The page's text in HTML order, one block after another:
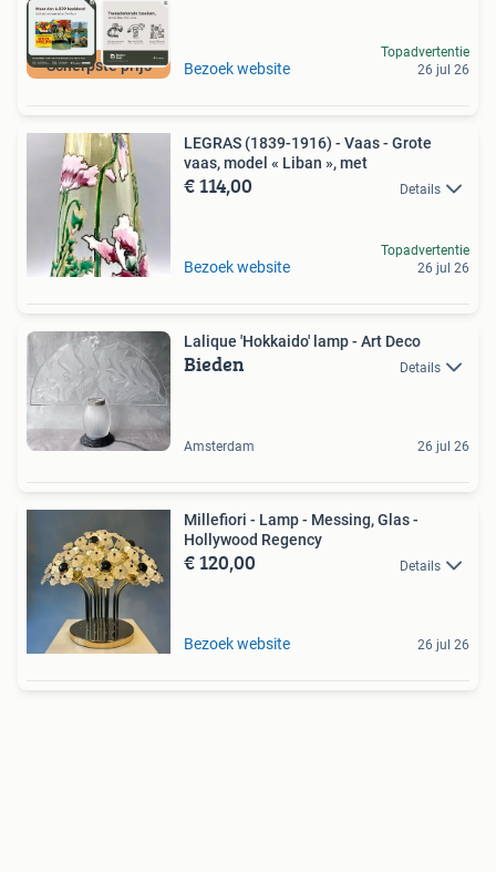
Scherpste prijs Bezoek website
Topadvertentie
26 jul 26
LEGRAS (1839-1916) - Vaas - Grote
vaas, model « Liban », met
€ 114,00 Details
Bezoek website
Topadvertentie
26 jul 26
Lalique 'Hokkaido' lamp - Art Deco
Bieden Details
Amsterdam 26 jul 26
Millefiori - Lamp - Messing, Glas -
Hollywood Regency
€ 120,00 Details
Bezoek website 26 jul 26